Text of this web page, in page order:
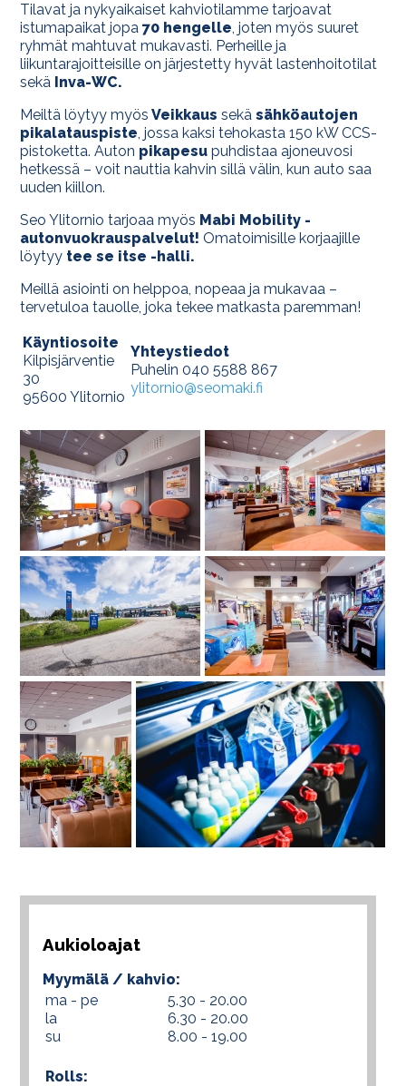
Tilavat ja nykyaikaiset kahviotilamme tarjoavat
istumapaikat jopa 70 hengelle, joten myös suuret
ryhmät mahtuvat mukavasti. Perheille ja
liikuntarajoitteisille on järjestetty hyvät lastenhoitotilat
sekä Inva-WC.
Meiltä löytyy myös Veikkaus sekäsähköautojen
pikalatauspiste, jossa kaksi tehokasta 150 kW CCS-
pistoketta. Auton pikapesu puhdistaa ajoneuvosi
hetkessä – voit nauttia kahvin sillä välin, kun auto saa
uuden kiillon.
Seo Ylitornio tarjoaa myös Mabi Mobility -
autonvuokrauspalvelut!Omatoimisille korjaajille
löytyy tee se itse -halli.
Meillä asiointi on helppoa, nopeaa ja mukavaa –
tervetuloa tauolle, joka tekee matkasta paremman!
Käyntiosoite
Kilpisjärventie
30
95600 Ylitornio
Yhteystiedot
Puhelin 040 5588 867
ylitornio@seomaki.fi
Aukioloajat
Myymälä / kahvio:
ma - pe
la
su
5.30 - 20.00
6.30 - 20.00
8.00 - 19.00
Rolls: